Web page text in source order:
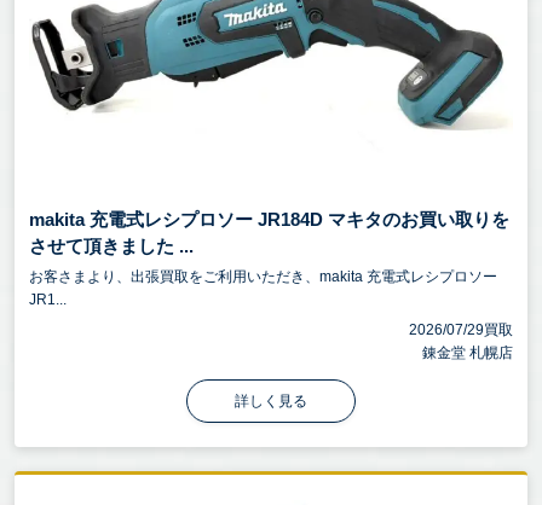
makita 充電式レシプロソー JR184D マキタのお買い取りを
させて頂きました ...
お客さまより、出張買取をご利用いただき、makita 充電式レシプロソー
JR1...
2026/07/29買取
錬金堂 札幌店
詳しく見る